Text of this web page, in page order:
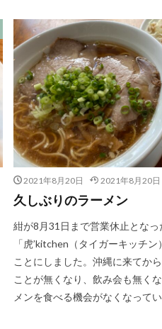
2021年8月20日 2021年8月20日
久しぶりのラーメン
紺が8月31日まで営業休止とな
「虎’kitchen（タイガーキッチ
ことにしました。沖縄に来てか
ことが無くなり、飲み会も無く
メンを食べる機会がなくなって